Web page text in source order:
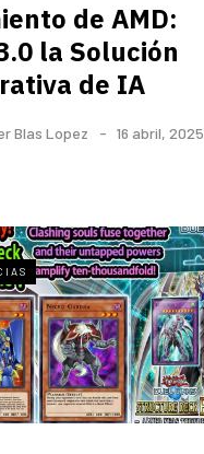
de AMD:
la Solución
de IA
Blas Lopez 16 abril, 2025